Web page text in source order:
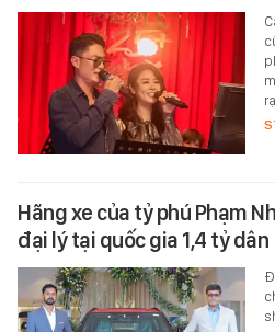
Hãng xe của tỷ phú Phạm
đại lý tại quốc gia 1,4 tỷ dân